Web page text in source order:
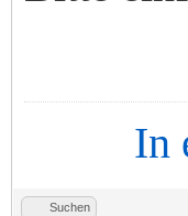
In
Suchen